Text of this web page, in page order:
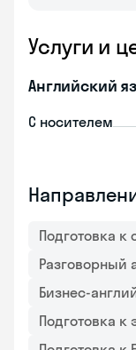
Услуги и
Английский
С носителем
Подготовка
Разговорный
Бизнес-
Подготовка к